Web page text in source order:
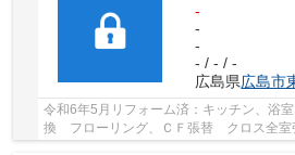
-
-
-
- / - / -
広島県広島市
令和6年5月リフォーム済：キッチン、浴
換 フローリング、ＣＦ張替 クロス全
ターインターホン リビングエアコン オ